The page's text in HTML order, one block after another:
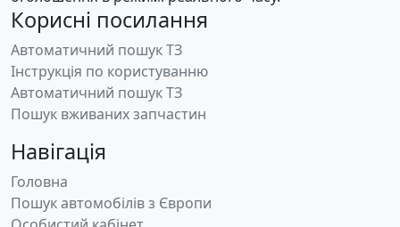
Корисні посилання
Автоматичний пошук ТЗ
Інструкція по користуванню
Автоматичний пошук ТЗ
Пошук вживаних запчастин
Навігація
Головна
Пошук автомобілів з Європи